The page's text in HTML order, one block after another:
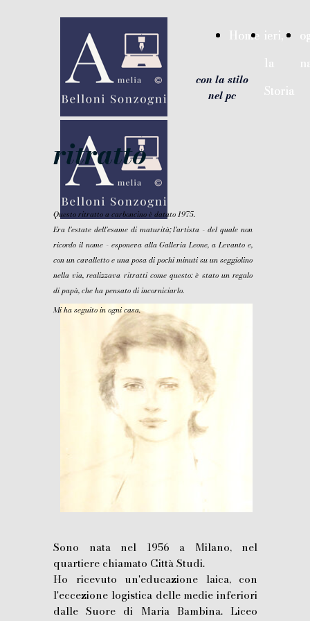
narrazione - con la stilo nel pc", "url":
"https://ameliabellonisonzogni.it" }
con la stilo
nel pc
Home ieri,
la
Storia
Home ieri,
la
Storia
ritratto
Questo ritratto a carboncino è datato 1975.
Era l'estate dell'esame di maturità; l'artista - del quale non
ricordo il nome - esponeva alla Galleria Leone, a Levanto e,
con un cavalletto e una posa di pochi minuti su un seggiolino
nella via, realizzava ritratti come questo: è stato un regalo
di papà, che ha pensato di incorniciarlo.
Mi ha seguito in ogni casa.
Sono nata nel 1956 a Milano, nel
quartiere chiamato Città Studi.
Ho ricevuto un'educazione laica, con
l'eccezione logistica delle medie inferiori
dalle Suore di Maria Bambina. Liceo
google-site-verification=hInryuYkEDDe7eUWg7Yvn-
8ChNgojjwQG0SZIG